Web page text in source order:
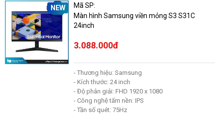
NEW
Mã SP:
Màn hình Samsung viền mỏng S3 S31C
24inch
3.088.000đ
- Thương hiệu: Samsung
- Kích thước: 24 inch
- Độ phân giải: FHD 1920 x 1080
- Công nghệ tấm nền: IPS
- Tần số quét: 75Hz